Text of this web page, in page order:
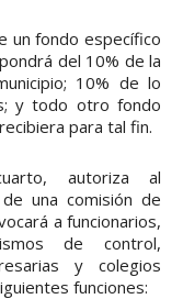
un fondo específico
del 10% de la
10% de lo
y todo otro fondo
para tal fin.
autoriza al
una comisión de
a funcionarios,
de control,
y colegios
funciones: